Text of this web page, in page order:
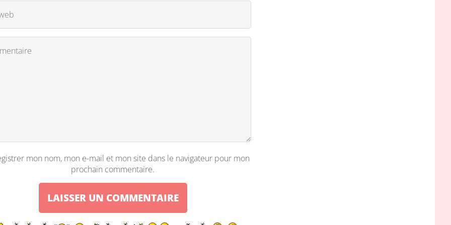
mon nom, mon e-mail et mon site dans le navigateur pour mon
prochain commentaire.